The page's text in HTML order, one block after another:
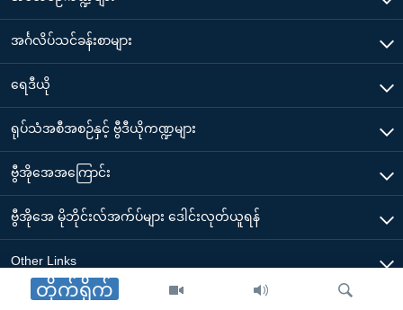
တိုက်ရိုက်
အင်္ဂလိပ်သင်ခန်းစာများ
ရေဒီယို
ရုပ်သံအစီအစဉ်နှင့် ဗွီဒီယိုကဏ္ဍများ
ဗွီအိုအေအကြောင်း
ဗွီအိုအေ မိုဘိုင်းလ်အက်ပ်များ ဒေါင်းလုတ်ယူရန်
Other Links